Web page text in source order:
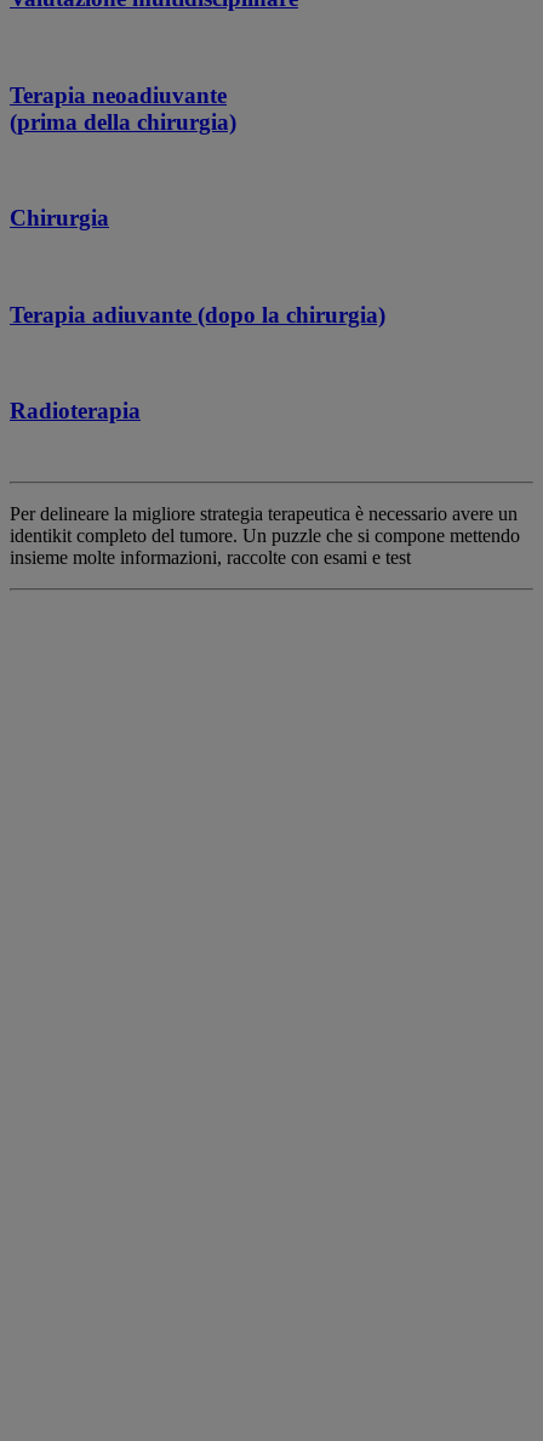
Terapia neoadiuvante
(prima della chirurgia)
Chirurgia
Terapia adiuvante (dopo la chirurgia)
Radioterapia
Per delineare la migliore strategia terapeutica è necessario avere un
identikit completo del tumore. Un puzzle che si compone mettendo
insieme molte informazioni, raccolte con esami e test